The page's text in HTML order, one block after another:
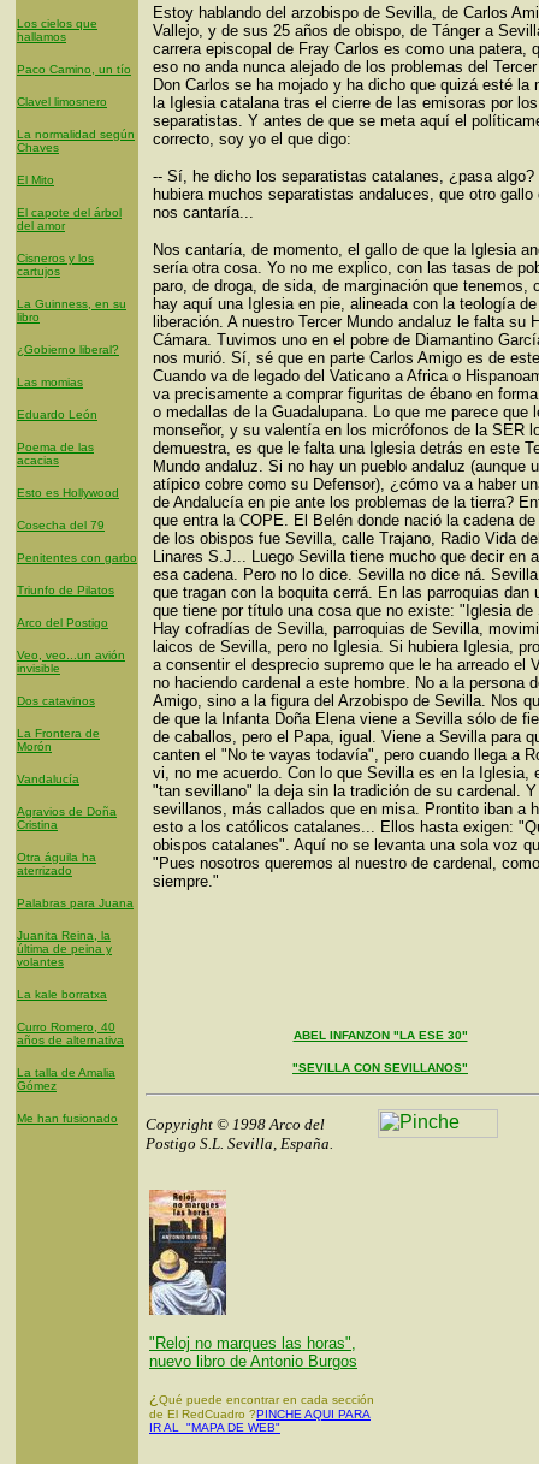
Los cielos que
hallamos
Paco Camino, un tío
Clavel limosnero
La normalidad según
Chaves
El Mito
El capote del árbol
del amor
Cisneros y los
cartujos
La Guinness, en su
libro
¿Gobierno liberal?
Las momias
Eduardo León
Poema de las
acacias
Esto es Hollywood
Cosecha del 79
Penitentes con garbo
Triunfo de Pilatos
Arco del Postigo
Veo, veo...un avión
invisible
Dos catavinos
La Frontera de
Morón
Vandalucía
Agravios de Doña
Cristina
Otra águila ha
aterrizado
Palabras para Juana
Juanita Reina, la
última de peina y
volantes
La kale borratxa
Curro Romero, 40
años de alternativa
La talla de Amalia
Gómez
Me han fusionado
Estoy hablando del arzobispo de Sevilla, de Carlos
Vallejo, y de sus 25 años de obispo, de Tánger a
carrera episcopal de Fray Carlos es como una patera,
eso no anda nunca alejado de los problemas del
Don Carlos se ha mojado y ha dicho que quizá esté la
la Iglesia catalana tras el cierre de las emisoras por los
separatistas. Y antes de que se meta aquí el
correcto, soy yo el que digo:
-- Sí, he dicho los separatistas catalanes, ¿pasa algo?
hubiera muchos separatistas andaluces, que otro gallo
nos cantaría...
Nos cantaría, de momento, el gallo de que la Iglesia
sería otra cosa. Yo no me explico, con las tasas de
paro, de droga, de sida, de marginación que tenemos,
hay aquí una Iglesia en pie, alineada con la teología
liberación. A nuestro Tercer Mundo andaluz le falta su
Cámara. Tuvimos uno en el pobre de Diamantino
nos murió. Sí, sé que en parte Carlos Amigo es de
Cuando va de legado del Vaticano a Africa o
va precisamente a comprar figuritas de ébano en
o medallas de la Guadalupana. Lo que me parece que
monseñor, y su valentía en los micrófonos de la SER
demuestra, es que le falta una Iglesia detrás en este
Mundo andaluz. Si no hay un pueblo andaluz (aunque
atípico cobre como su Defensor), ¿cómo va a haber
de Andalucía en pie ante los problemas de la tierra?
que entra la COPE. El Belén donde nació la cadena
de los obispos fue Sevilla, calle Trajano, Radio Vida
Linares S.J... Luego Sevilla tiene mucho que decir en
esa cadena. Pero no lo dice. Sevilla no dice ná.
que tragan con la boquita cerrá. En las parroquias dan
que tiene por título una cosa que no existe: "Iglesia de
Hay cofradías de Sevilla, parroquias de Sevilla,
laicos de Sevilla, pero no Iglesia. Si hubiera Iglesia,
a consentir el desprecio supremo que le ha arreado el
no haciendo cardenal a este hombre. No a la persona
Amigo, sino a la figura del Arzobispo de Sevilla. Nos
de que la Infanta Doña Elena viene a Sevilla sólo de
de caballos, pero el Papa, igual. Viene a Sevilla para
canten el "No te vayas todavía", pero cuando llega a
vi, no me acuerdo. Con lo que Sevilla es en la Iglesia,
"tan sevillano" la deja sin la tradición de su cardenal.
sevillanos, más callados que en misa. Prontito iban a
esto a los católicos catalanes... Ellos hasta exigen:
obispos catalanes". Aquí no se levanta una sola voz
"Pues nosotros queremos al nuestro de cardenal, como
siempre."
ABEL INFANZON "LA ESE 30"
"SEVILLA CON SEVILLANOS"
Copyright © 1998 Arco del
Postigo S.L. Sevilla, España.
"Reloj no marques las horas",
nuevo libro de Antonio Burgos
¿ Qué puede encontrar en cada sección
de El RedCuadro ?PINCHE AQUI PARA
IR AL "MAPA DE WEB"